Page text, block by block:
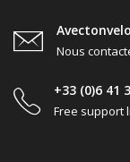
Nous
+33 (0)6 41
Free support